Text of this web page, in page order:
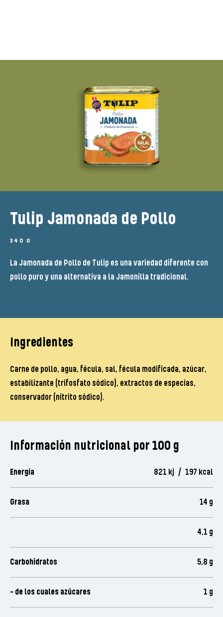
Tulip Jamonada de Pollo
340 G
La Jamonada de Pollo de Tulip es una variedad diferente con
pollo puro y una alternativa a la Jamonilla tradicional.
Información nutricional por 100 g
Energía 821 kj / 197 kcal
Grasa 14 g
4,1 g
Carbohidratos 5,8 g
- de los cuales azúcares 1 g
Ingredientes
Carne de pollo, agua, fécula, sal, fécula modificada, azúcar,
estabilizante (trifosfato sódico), extractos de especias,
conservador (nitrito sódico).